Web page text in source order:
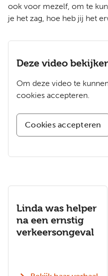
ook voor mezelf, om te
je het zag, hoe heb jij het
Deze video
Om deze video te
cookies accepteren.
Cookies accepteren
Linda was helper
na een ernstig
verkeersongeval